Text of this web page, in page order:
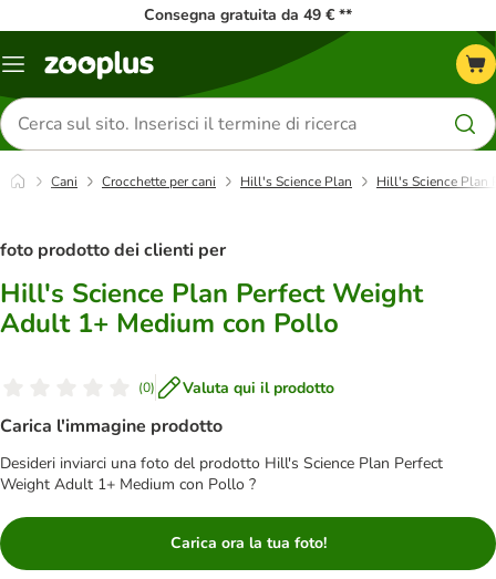
Consegna gratuita da 49 € **
Overview
Cerca
prodotti
Cani Crocchette per cani Hill's Science Plan Hill's Science Plan
foto prodotto dei clienti per
Hill's Science Plan Perfect Weight
Adult 1+ Medium con Pollo
(0) Valuta qui il prodotto
Carica l'immagine prodotto
Desideri inviarci una foto del prodotto Hill's Science Plan Perfect
Weight Adult 1+ Medium con Pollo ?
Carica ora la tua foto!